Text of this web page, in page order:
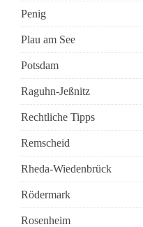
Penig
Plau am See
Potsdam
Raguhn-Jeßnitz
Rechtliche Tipps
Remscheid
Rheda-Wiedenbrück
Rödermark
Rosenheim